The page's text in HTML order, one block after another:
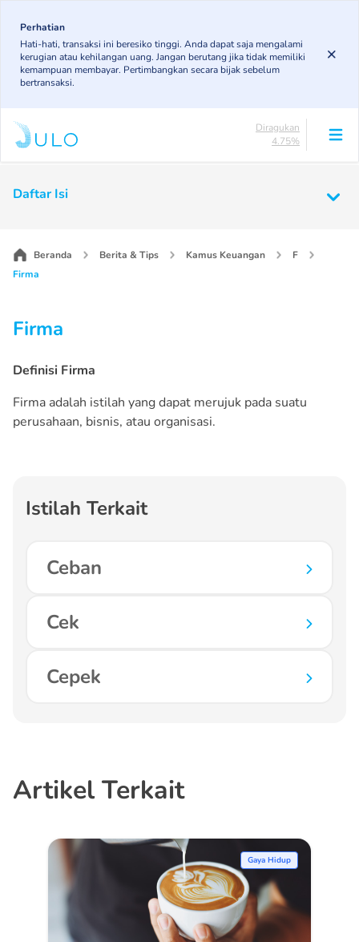
main
content
Perhatian
Hati-hati, transaksi ini beresiko tinggi. Anda dapat saja mengalami
kerugian atau kehilangan uang. Jangan berutang jika tidak memiliki
kemampuan membayar. Pertimbangkan secara bijak sebelum
bertransaksi.
navigation
85.19%
DPK
3.43%
Diragukan
4.75%
KL
Daftar Isi
Beranda Berita & Tips Kamus Keuangan
F
Firma
Firma
Definisi Firma
Firma adalah istilah yang dapat merujuk pada suatu
perusahaan, bisnis, atau organisasi.
Istilah Terkait
Ceban
Cek
Cepek
Artikel Terkait
Gaya Hidup